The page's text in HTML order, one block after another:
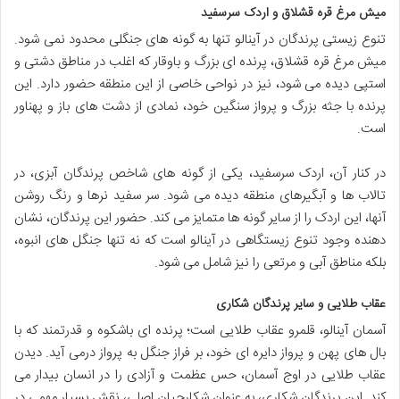
میش مرغ قره قشلاق و اردک سرسفید
تنوع زیستی پرندگان در آینالو تنها به گونه های جنگلی محدود نمی شود.
میش مرغ قره قشلاق، پرنده ای بزرگ و باوقار که اغلب در مناطق دشتی و
استپی دیده می شود، نیز در نواحی خاصی از این منطقه حضور دارد. این
پرنده با جثه بزرگ و پرواز سنگین خود، نمادی از دشت های باز و پهناور
است.
در کنار آن، اردک سرسفید، یکی از گونه های شاخص پرندگان آبزی، در
تالاب ها و آبگیرهای منطقه دیده می شود. سر سفید نرها و رنگ روشن
آنها، این اردک را از سایر گونه ها متمایز می کند. حضور این پرندگان، نشان
دهنده وجود تنوع زیستگاهی در آینالو است که نه تنها جنگل های انبوه،
بلکه مناطق آبی و مرتعی را نیز شامل می شود.
عقاب طلایی و سایر پرندگان شکاری
آسمان آینالو، قلمرو عقاب طلایی است؛ پرنده ای باشکوه و قدرتمند که با
بال های پهن و پرواز دایره ای خود، بر فراز جنگل به پرواز درمی آید. دیدن
عقاب طلایی در اوج آسمان، حس عظمت و آزادی را در انسان بیدار می